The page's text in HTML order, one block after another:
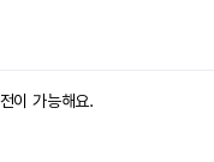
이 가능해요.